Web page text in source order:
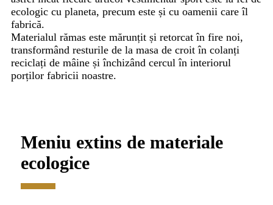
ecologic cu planeta, precum este și cu oamenii care îl
fabrică.
Materialul rămas este mărunțit și retorcat în fire noi,
transformând resturile de la masa de croit în colanți
reciclați de mâine și închizând cercul în interiorul
porților fabricii noastre.
Meniu extins de materiale
ecologice